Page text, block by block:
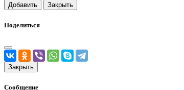
Добавить Закрыть
Поделиться
Закрыть
Сообщение